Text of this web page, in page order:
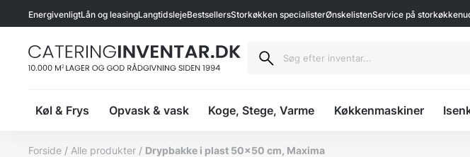
EnergivenligtLån og leasingLangtidslejeBestsellersStorkøkken specialisterØnskelistenService på
Køl & Frys Opvask & vask Koge, Stege, Varme Køkkenmaskiner
Forside / Alle produkter / Drypbakke i plast 50×50 cm, Maxima